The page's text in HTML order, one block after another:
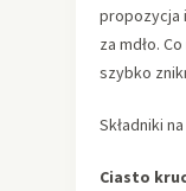
propozycja
za mdło.
szybko
Składniki
Ciasto